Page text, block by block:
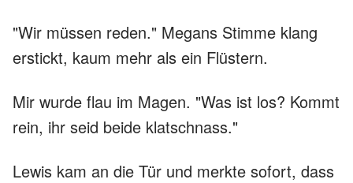
"Wir müssen reden." Megans Stimme klang
erstickt, kaum mehr als ein Flüstern.
Mir wurde flau im Magen. "Was ist los? Kommt
rein, ihr seid beide klatschnass."
Lewis kam an die Tür und merkte sofort, dass